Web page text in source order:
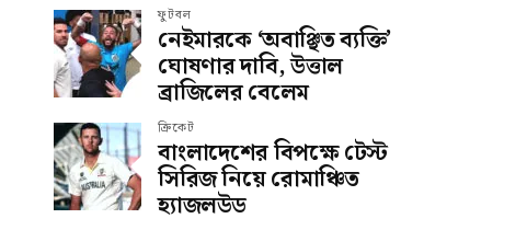
ফুটবল
নেইমারকে ‘অবাঞ্ছিত ব্যক্তি’
ঘোষণার দাবি, উত্তাল
ব্রাজিলের বেলেম
ক্রিকেট
বাংলাদেশের বিপক্ষে টেস্ট
সিরিজ নিয়ে রোমাঞ্চিত
হ্যাজলউড